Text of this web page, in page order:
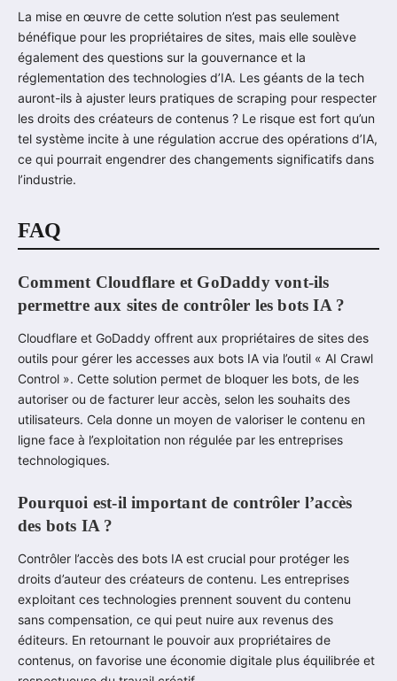
La mise en œuvre de cette solution n’est pas seulement
bénéfique pour les propriétaires de sites, mais elle soulève
également des questions sur la gouvernance et la
réglementation des technologies d’IA. Les géants de la tech
auront-ils à ajuster leurs pratiques de scraping pour respecter
les droits des créateurs de contenus ? Le risque est fort qu’un
tel système incite à une régulation accrue des opérations d’IA,
ce qui pourrait engendrer des changements significatifs dans
l’industrie.
FAQ
Comment Cloudflare et GoDaddy vont-ils
permettre aux sites de contrôler les bots IA ?
Cloudflare et GoDaddy offrent aux propriétaires de sites des
outils pour gérer les accesses aux bots IA via l’outil « AI Crawl
Control ». Cette solution permet de bloquer les bots, de les
autoriser ou de facturer leur accès, selon les souhaits des
utilisateurs. Cela donne un moyen de valoriser le contenu en
ligne face à l’exploitation non régulée par les entreprises
technologiques.
Pourquoi est-il important de contrôler l’accès
des bots IA ?
Contrôler l’accès des bots IA est crucial pour protéger les
droits d’auteur des créateurs de contenu. Les entreprises
exploitant ces technologies prennent souvent du contenu
sans compensation, ce qui peut nuire aux revenus des
éditeurs. En retournant le pouvoir aux propriétaires de
contenus, on favorise une économie digitale plus équilibrée et